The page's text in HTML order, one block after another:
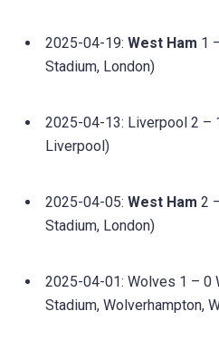
2025-04-19: West Ham 1
Stadium, London)
2025-04-13: Liverpool 2 –
Liverpool)
2025-04-05: West Ham 2
Stadium, London)
2025-04-01: Wolves 1 – 0
Stadium, Wolverhampton,